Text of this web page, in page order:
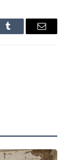
Tumblr Email